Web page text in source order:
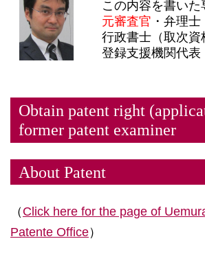
この内容を書いた
元審査官 ・弁理士
行政書士（取次資
登録支援機関代表
Obtain patent right
former patent examiner
About Patent
（ Click here for the page of
Patente Office）